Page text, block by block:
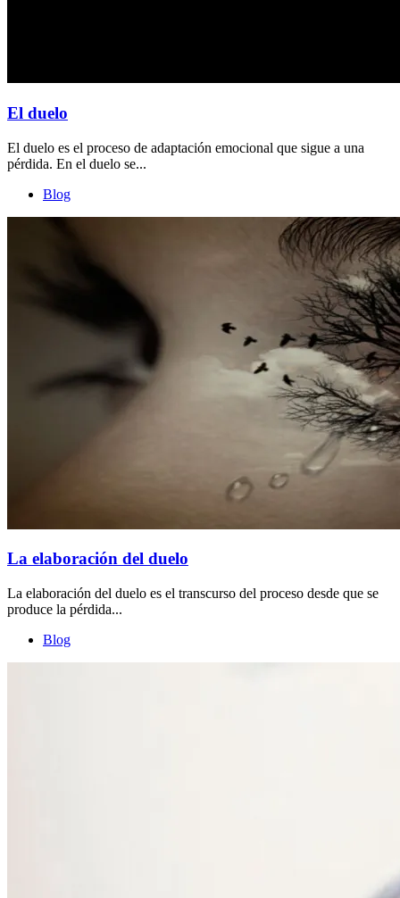
El duelo
El duelo es el proceso de adaptación emocional que sigue a una
pérdida. En el duelo se...
Blog
La elaboración del duelo
La elaboración del duelo es el transcurso del proceso desde que se
produce la pérdida...
Blog